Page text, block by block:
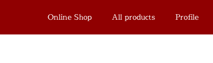
Online Shop All products Profile